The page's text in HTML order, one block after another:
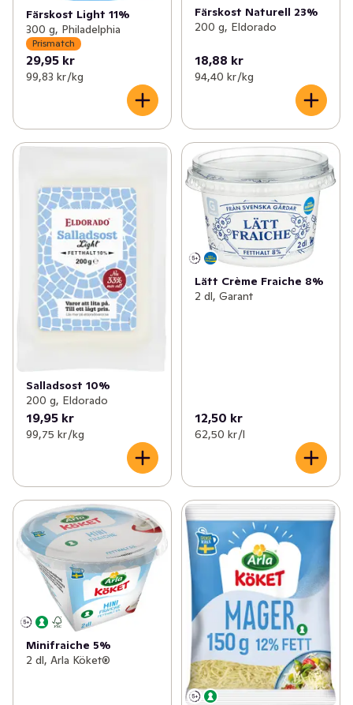
Färskost Light 11%
300 g, Philadelphia
Prismatch
29,95 kr
99,83 kr /kg
Färskost Naturell 23%
200 g, Eldorado
18,88 kr
94,40 kr /kg
Salladsost 10%
200 g, Eldorado
19,95 kr
99,75 kr /kg
Lätt Crème Fraiche 8%
2 dl, Garant
12,50 kr
62,50 kr /l
Minifraiche 5%
2 dl, Arla Köket®